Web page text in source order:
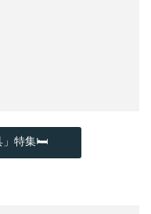
」特集🛏